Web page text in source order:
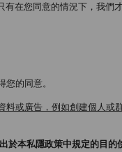
在您同意的情況下，我
的同意。
或廣告，例如創建個人
本私隱政策中規定的目的